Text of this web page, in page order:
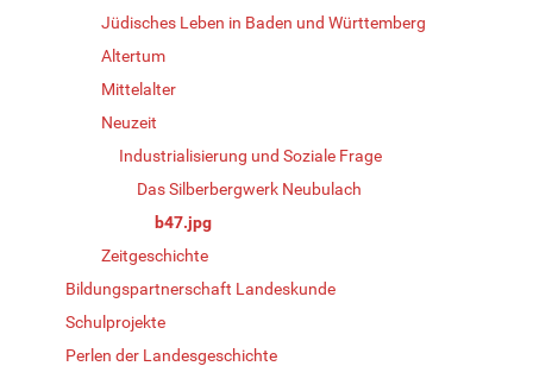
Jüdisches Leben in Baden und Württemberg
Altertum
Mittelalter
Neuzeit
Industrialisierung und Soziale Frage
Das Silberbergwerk Neubulach
b47.jpg
Zeitgeschichte
Bildungspartnerschaft Landeskunde
Schulprojekte
Perlen der Landesgeschichte